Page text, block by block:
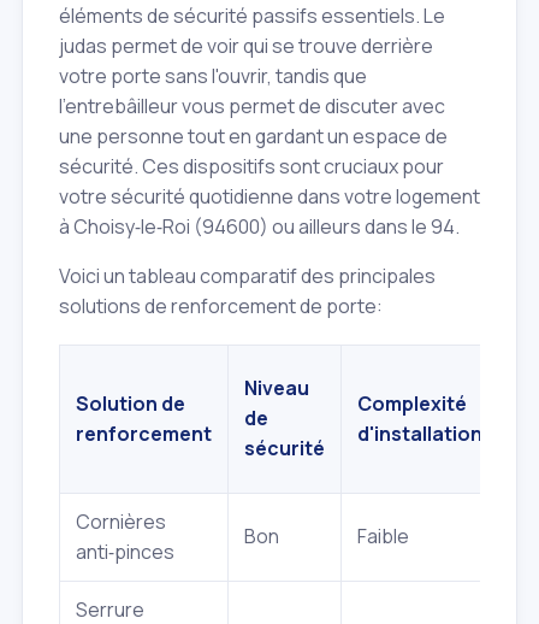
éléments de sécurité passifs essentiels. Le
judas permet de voir qui se trouve derrière
votre porte sans l'ouvrir, tandis que
l'entrebâilleur vous permet de discuter avec
une personne tout en gardant un espace de
sécurité. Ces dispositifs sont cruciaux pour
votre sécurité quotidienne dans votre logement
à Choisy‑le‑Roi (94600) ou ailleurs dans le 94.
Voici un tableau comparatif des principales
solutions de renforcement de porte:
Solution de
renforcement
Niveau
de
sécurité
Complexité
d'installation
Cornières
anti‑pinces
Bon Faible
Serrure